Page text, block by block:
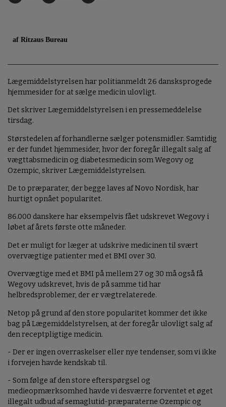
af Ritzaus Bureau
Lægemiddelstyrelsen har politianmeldt 26 dansksprogede
hjemmesider for at sælge medicin ulovligt.
Det skriver Lægemiddelstyrelsen i en pressemeddelelse
tirsdag.
Størstedelen af forhandlerne sælger potensmidler. Samtidig
er der fundet hjemmesider, hvor der foregår illegalt salg af
vægttabsmedicin og diabetesmedicin som Wegovy og
Ozempic, skriver Lægemiddelstyrelsen.
De to præparater, der begge laves af Novo Nordisk, har
hurtigt opnået popularitet.
86.000 danskere har eksempelvis fået udskrevet Wegovy i
løbet af årets første otte måneder.
Det er muligt for læger at udskrive medicinen til svært
overvægtige patienter med et BMI over 30.
Overvægtige med et BMI på mellem 27 og 30 må også få
Wegovy udskrevet, hvis de på samme tid har
helbredsproblemer, der er vægtrelaterede.
Netop på grund af den store popularitet kommer det ikke
bag på Lægemiddelstyrelsen, at der foregår ulovligt salg af
den receptpligtige medicin.
- Der er ingen overraskelser eller nye tendenser, som vi ikke
i forvejen havde kendskab til.
- Som følge af den store efterspørgsel og
medieopmærksomhed havde vi desværre forventet et øget
illegalt udbud af semaglutid-præparaterne Ozempic og